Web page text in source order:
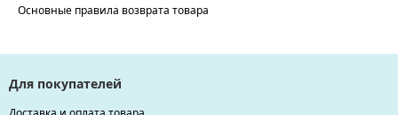
Основные правила возврата товара
Для покупателей